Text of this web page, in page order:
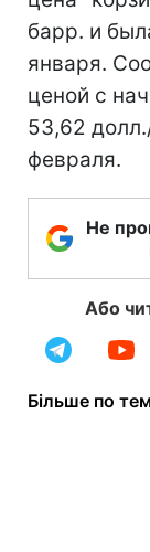
барр. и
января.
ценой с
53,62
февраля.
Не
Або
Більше по